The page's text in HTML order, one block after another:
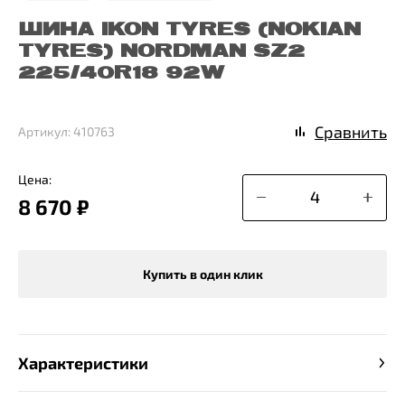
ШИНА IKON TYRES (NOKIAN
TYRES) NORDMAN SZ2
225/40R18 92W
Цена:
8 670 ₽
Купить в один клик
Артикул: 410763 Сравнить
Характеристики